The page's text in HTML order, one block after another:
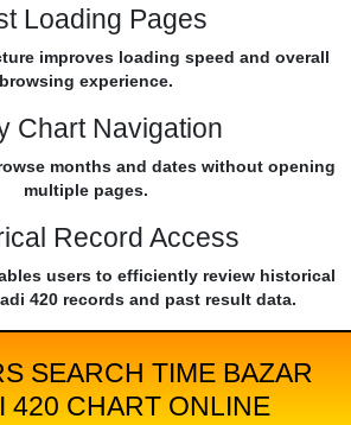
Loading Pages
improves loading speed and overall
browsing experience.
Chart Navigation
months and dates without opening
multiple pages.
Record Access
users to efficiently review historical
420 records and past result data.
SEARCH TIME BAZAR
420 CHART ONLINE